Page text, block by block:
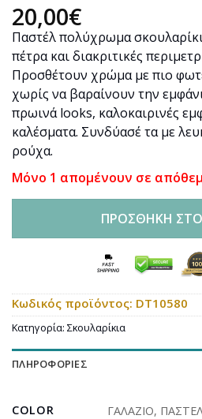
20,00€
Παστέλ πολύχρωμα
πέτρα και διακριτικές
Προσθέτουν χρώμα με πιο
χωρίς να βαραίνουν την
πρωινά looks, καλοκαιρινές
καλέσματα. Συνδύασέ τα με
ρούχα.
Μόνο 1 απομένουν σε
ΠΡΟΣΘΉΚΗ ΣΤΟ
Κωδικός προϊόντος: DT10580
Κατηγορία: Σκουλαρίκια
ΠΛΗΡΟΦΟΡΊΕΣ
COLOR ΓΑΛΑΖΙΟ, ΠΑΣΤΕΛ